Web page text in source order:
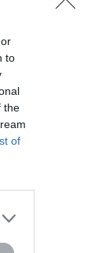
to
the
of
Ce partid ați
ar avea
AUR